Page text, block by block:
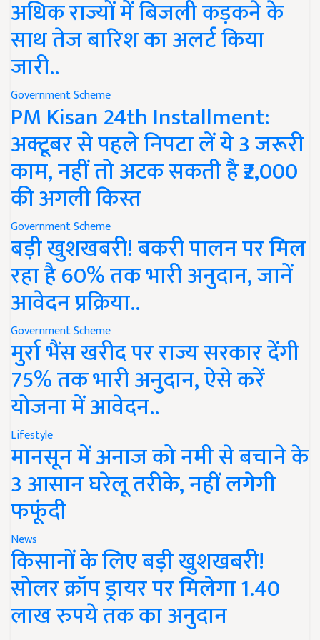
अधिक राज्यों में बिजली कड़कने के
साथ तेज बारिश का अलर्ट किया
जारी..
Government Scheme
PM Kisan 24th Installment:
अक्टूबर से पहले निपटा लें ये 3 जरूरी
काम, नहीं तो अटक सकती है ₹2,000
की अगली किस्त
Government Scheme
बड़ी खुशखबरी! बकरी पालन पर मिल
रहा है 60% तक भारी अनुदान, जानें
आवेदन प्रक्रिया..
Government Scheme
मुर्रा भैंस खरीद पर राज्य सरकार देंगी
75% तक भारी अनुदान, ऐसे करें
योजना में आवेदन..
Lifestyle
मानसून में अनाज को नमी से बचाने के
3 आसान घरेलू तरीके, नहीं लगेगी
फफूंदी
News
किसानों के लिए बड़ी खुशखबरी!
सोलर क्रॉप ड्रायर पर मिलेगा 1.40
लाख रुपये तक का अनुदान